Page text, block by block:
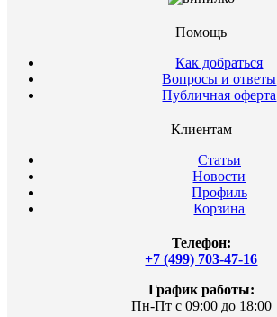
Помощь
Как добраться
Вопросы и ответы
Публичная оферта
Клиентам
Статьи
Новости
Профиль
Корзина
Телефон:
+7 (499) 703-47-16
График работы:
Пн-Пт с 09:00 до 18:00